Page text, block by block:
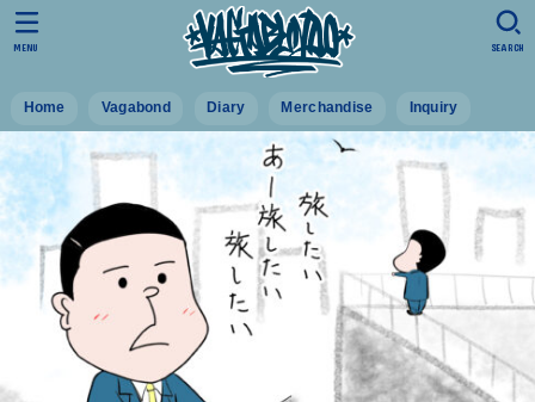
Home Vagabond Diary Merchandise Inquiry
SEARCH
MENU